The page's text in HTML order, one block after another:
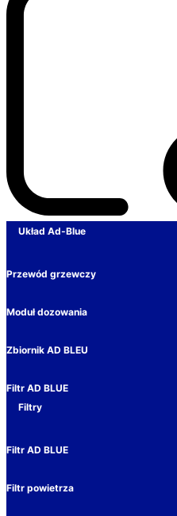
Układ Ad-Blue
Przewód grzewczy
Moduł dozowania
Zbiornik AD BLEU
Filtr AD BLUE
Filtry
Filtr AD BLUE
Filtr powietrza